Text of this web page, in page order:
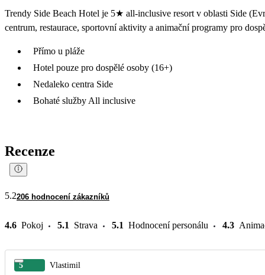
Trendy Side Beach Hotel je 5★ all-inclusive resort v oblasti Side
centrum, restaurace, sportovní aktivity a animační programy pro
Přímo u pláže
Hotel pouze pro dospělé osoby (16+)
Nedaleko centra Side
Bohaté služby All inclusive
Recenze
5.2206 hodnocení zákazníků
4.6 Pokoj 5.1 Strava 5.1 Hodnocení personálu 4.3
5 Vlastimil